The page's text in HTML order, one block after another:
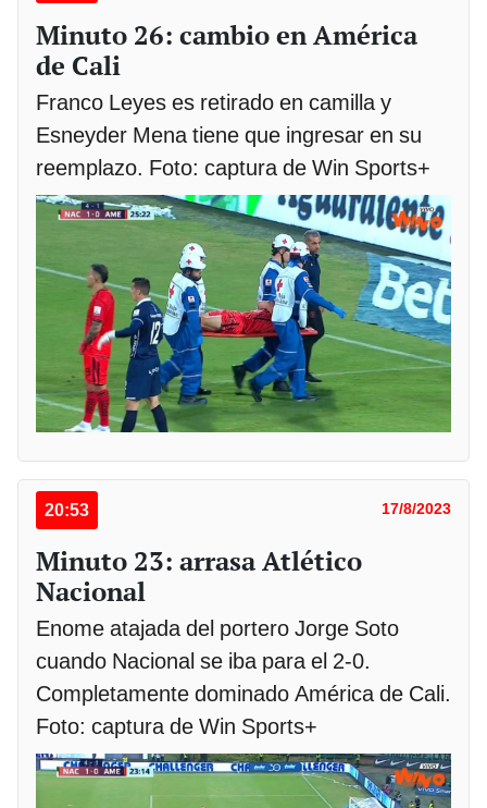
Minuto 26: cambio en América
de Cali
Franco Leyes es retirado en camilla y
Esneyder Mena tiene que ingresar en su
reemplazo. Foto: captura de Win Sports+
20:53 17/8/2023
Minuto 23: arrasa Atlético
Nacional
Enome atajada del portero Jorge Soto
cuando Nacional se iba para el 2-0.
Completamente dominado América de Cali.
Foto: captura de Win Sports+